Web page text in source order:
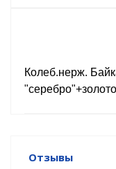
Колеб.нерж.
Отзывы